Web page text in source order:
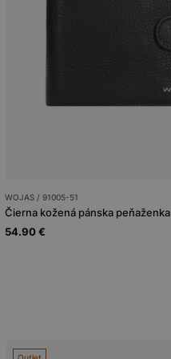
WOJAS / 91005-51
Čierna kožená pánska peňaženka
54.90 €